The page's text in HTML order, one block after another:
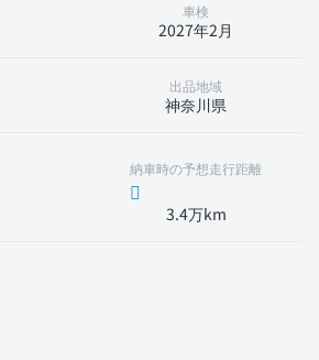
車検
2027年2月
出品地域
神奈川県
納車時の予想走行距離
3.4万km